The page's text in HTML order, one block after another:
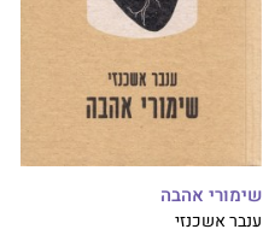
שימורי אהבה
ענבר אשכנזי